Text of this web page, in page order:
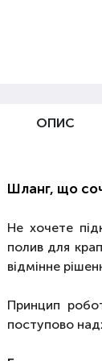
ОПИС
Шланг, що
Не хочете
полив для
відмінне
Принцип
поступово